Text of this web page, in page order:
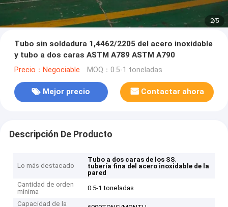
2/5
Tubo sin soldadura 1,4462/2205 del acero inoxidable
y tubo a dos caras ASTM A789 ASTM A790
Precio：Negociable MOQ：0.5-1 toneladas
Mejor precio Contactar ahora
Descripción De Producto
Lo más destacado
Tubo a dos caras de los SS,
tubería fina del acero inoxidable de la
pared
Cantidad de orden
mínima
0.5-1 toneladas
Capacidad de la